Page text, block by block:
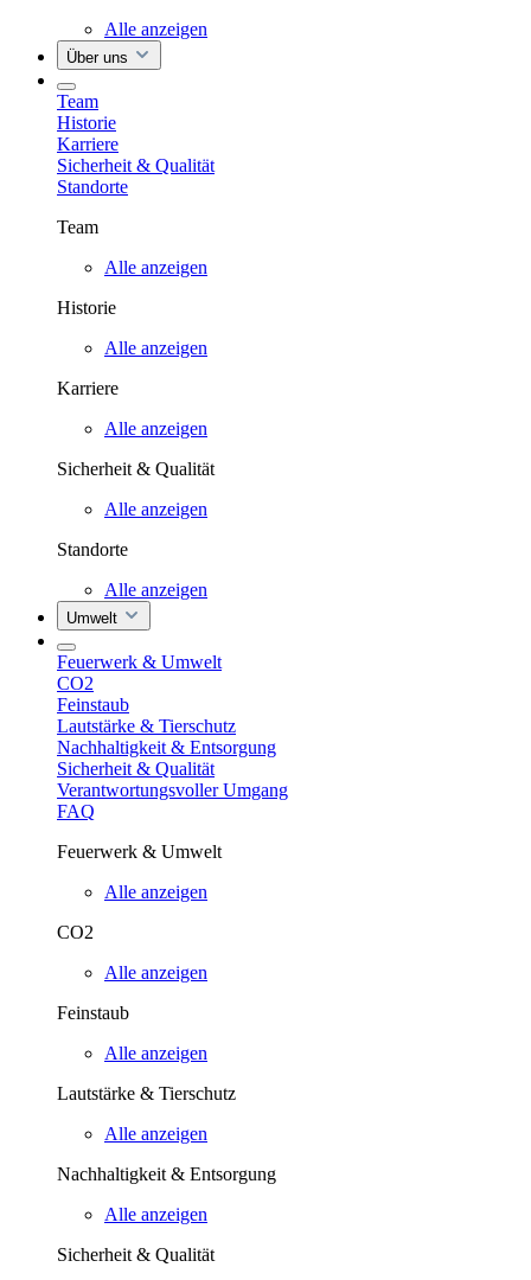
Alle anzeigen
Über uns
Team
Historie
Karriere
Sicherheit & Qualität
Standorte
Team
Alle anzeigen
Historie
Alle anzeigen
Karriere
Alle anzeigen
Sicherheit & Qualität
Alle anzeigen
Standorte
Alle anzeigen
Umwelt
Feuerwerk & Umwelt
CO2
Feinstaub
Lautstärke & Tierschutz
Nachhaltigkeit & Entsorgung
Sicherheit & Qualität
Verantwortungsvoller Umgang
FAQ
Feuerwerk & Umwelt
Alle anzeigen
CO2
Alle anzeigen
Feinstaub
Alle anzeigen
Lautstärke & Tierschutz
Alle anzeigen
Nachhaltigkeit & Entsorgung
Alle anzeigen
Sicherheit & Qualität